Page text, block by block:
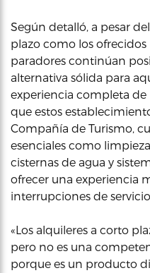
Según detalló, a pesar
plazo como los
paradores continúan
alternativa sólida para
experiencia completa de
que estos
Compañía de Turismo,
esenciales como
cisternas de agua y
ofrecer una experiencia
interrupciones de
«Los alquileres a corto
pero no es una
porque es un producto